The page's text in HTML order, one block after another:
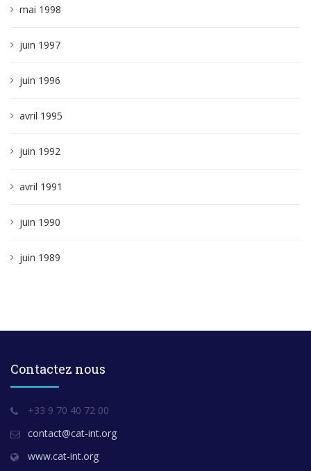
mai 1998
juin 1997
juin 1996
avril 1995
juin 1992
avril 1991
juin 1990
juin 1989
Contactez nous
+33 9 70 40 72 00
contact@cat-int.org
www.cat-int.org